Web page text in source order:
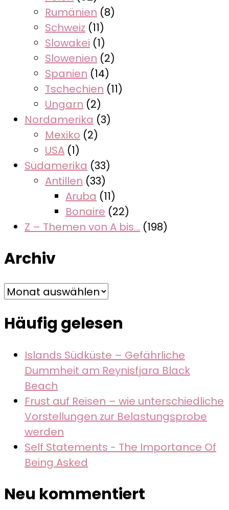
Rumänien (8)
Schweiz (11)
Slowakei (1)
Slowenien (2)
Spanien (14)
Tschechien (11)
Ungarn (2)
Nordamerika (3)
Mexiko (2)
USA (1)
Südamerika (33)
Antillen (33)
Aruba (11)
Bonaire (22)
Z – Themen von A bis… (198)
Archiv
Archiv
Häufig gelesen
Islands Südküste – Gefährliche
Dummheit am Reynisfjara Black
Beach
Frust auf Reisen – wie unterschiedliche
Vorstellungen zur Belastungsprobe
werden
Self Statements - The Importance Of
Being Asked
Neu kommentiert